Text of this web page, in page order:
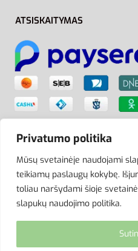
Privatumo politika
Mūsų svetainėje naudojami
teikiamų paslaugų kokybę.
toliau naršydami šioje
slapukų naudojimo politika.
ATSISKAITYMAS
© VLSport. 2026. Visos
Kopijuoti, platinti svetainės
griežtai draudžiama.